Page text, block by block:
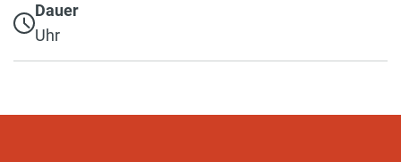
Dauer
Uhr